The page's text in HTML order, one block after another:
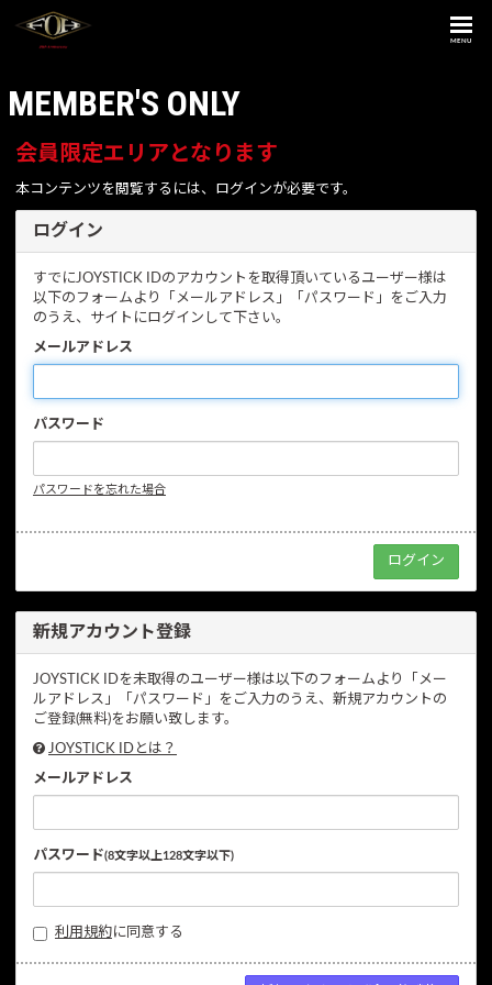
MENU
MEMBER'S ONLY
会員限定エリアとなります
本コンテンツを閲覧するには、ログインが必要です。
ログイン
すでにJOYSTICK IDのアカウントを取得頂いているユーザー様は
以下のフォームより「メールアドレス」「パスワード」をご入力
のうえ、サイトにログインして下さい。
メールアドレス
パスワード
パスワードを忘れた場合
新規アカウント登録
JOYSTICK IDを未取得のユーザー様は以下のフォームより「メー
ルアドレス」「パスワード」をご入力のうえ、新規アカウントの
ご登録(無料)をお願い致します。
JOYSTICK IDとは？
メールアドレス
パスワード(8文字以上128文字以下)
利用規約に同意する